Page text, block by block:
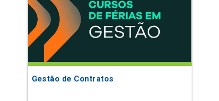
Gestão de Contratos